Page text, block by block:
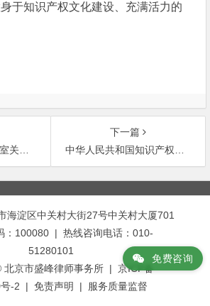
于知识产权文化建设、充满活力的
国知识
下一篇
中华人民共和国知识产权行业标准-框线式表格格
海淀区中关村大街27号中关村大厦701
：100080 | 热线咨询电话：010-
51280101
北京市盛峰律师事务所 | 京ICP备
号-2 | 免责声明 | 服务质量监督
免费咨询